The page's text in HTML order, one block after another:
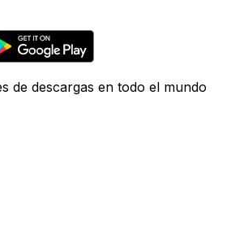
de descargas en todo el mundo